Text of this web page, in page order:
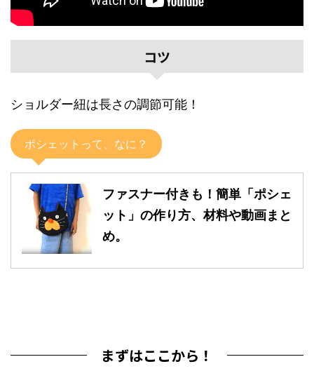
コツ
ショルダー紐は長さの調節可能！
ポシェットって、なに？
ファスナー付きも！簡単「ポシェ
ット」の作り方、材料や動画まと
め。
まずはここから！